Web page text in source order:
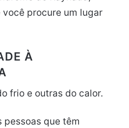
procure um lugar
À
frio e outras do calor.
pessoas que têm